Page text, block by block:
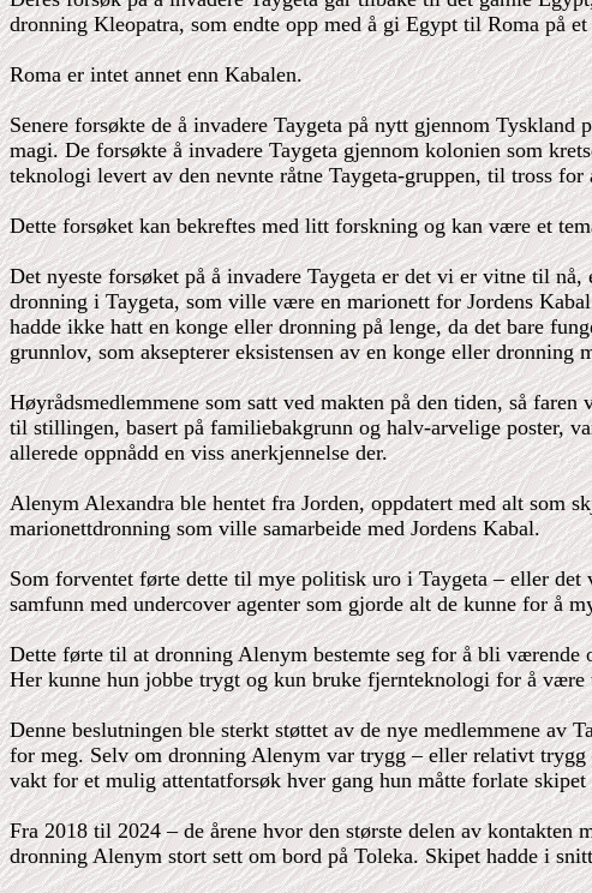
dronning Kleopatra, som endte opp med å gi Egypt til Roma på
Roma er intet annet enn Kabalen.
Senere forsøkte de å invadere Taygeta på nytt gjennom
magi. De forsøkte å invadere Taygeta gjennom kolonien som
teknologi levert av den nevnte råtne Taygeta-gruppen, til tross
Dette forsøket kan bekreftes med litt forskning og kan være et
Det nyeste forsøket på å invadere Taygeta er det vi er vitne til
dronning i Taygeta, som ville være en marionett for Jordens
hadde ikke hatt en konge eller dronning på lenge, da det bare
grunnlov, som aksepterer eksistensen av en konge eller dronning
Høyrådsmedlemmene som satt ved makten på den tiden, så
til stillingen, basert på familiebakgrunn og halv-arvelige poster,
allerede oppnådd en viss anerkjennelse der.
Alenym Alexandra ble hentet fra Jorden, oppdatert med alt som
marionettdronning som ville samarbeide med Jordens Kabal.
Som forventet førte dette til mye politisk uro i Taygeta – eller
samfunn med undercover agenter som gjorde alt de kunne for å
Dette førte til at dronning Alenym bestemte seg for å bli værende
Her kunne hun jobbe trygt og kun bruke fjernteknologi for å
Denne beslutningen ble sterkt støttet av de nye medlemmene av
for meg. Selv om dronning Alenym var trygg – eller relativt trygg
vakt for et mulig attentatforsøk hver gang hun måtte forlate
Fra 2018 til 2024 – de årene hvor den største delen av kontakten
dronning Alenym stort sett om bord på Toleka. Skipet hadde i